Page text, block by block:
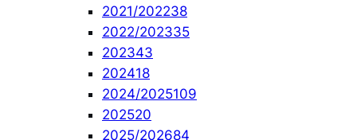
2021/202238
2022/202335
202343
202418
2024/2025109
202520
2025/202684